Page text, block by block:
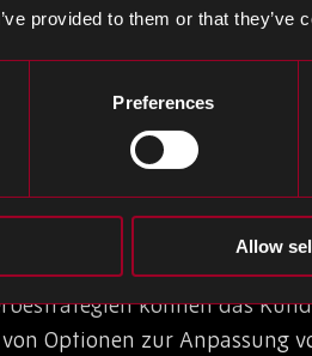
provided to them or that
Preferences
Allow
Produktions- und
an Nachfrageschwankungen
tragen dazu bei, die
minimieren.
können das
Optionen zur